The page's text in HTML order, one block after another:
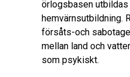
örlogsbasen
hemvärnsutbildning.
försåts-och
mellan land och
som psykiskt.